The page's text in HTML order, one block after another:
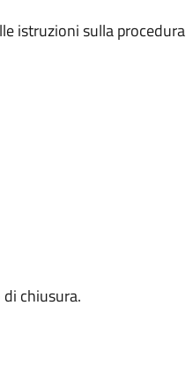
istruzioni sulla procedura
chiusura.